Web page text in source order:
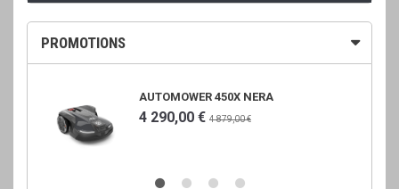
PROMOTIONS
AUTOMOWER 450X NERA
4 290,00 € 4 879,00 €